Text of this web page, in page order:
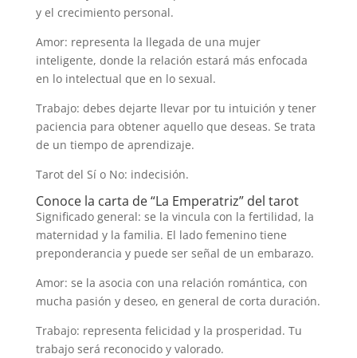
y el crecimiento personal.
Amor: representa la llegada de una mujer
inteligente, donde la relación estará más enfocada
en lo intelectual que en lo sexual.
Trabajo: debes dejarte llevar por tu intuición y tener
paciencia para obtener aquello que deseas. Se trata
de un tiempo de aprendizaje.
Tarot del Sí o No: indecisión.
Conoce la carta de “La Emperatriz” del tarot
Significado general: se la vincula con la fertilidad, la
maternidad y la familia. El lado femenino tiene
preponderancia y puede ser señal de un embarazo.
Amor: se la asocia con una relación romántica, con
mucha pasión y deseo, en general de corta duración.
Trabajo: representa felicidad y la prosperidad. Tu
trabajo será reconocido y valorado.